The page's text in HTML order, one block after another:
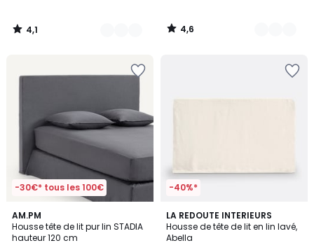
119,00
€
notre
payer
place
71,53
€.
4,1
/
4,6
/
-30€* tous les 100€
AM.PM
Housse tête de lit pur lin STADIA
hauteur 120 cm
4,2
/ 5
2
Couleurs
-40%*
LA REDOUTE INTERIEURS
Housse de tête de lit en lin lavé,
Abella
4
/
5
4
Couleurs